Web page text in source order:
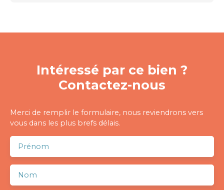
Intéressé par ce bien ?
Contactez-nous
Merci de remplir le formulaire, nous reviendrons vers
vous dans les plus brefs délais.
Prénom
Nom